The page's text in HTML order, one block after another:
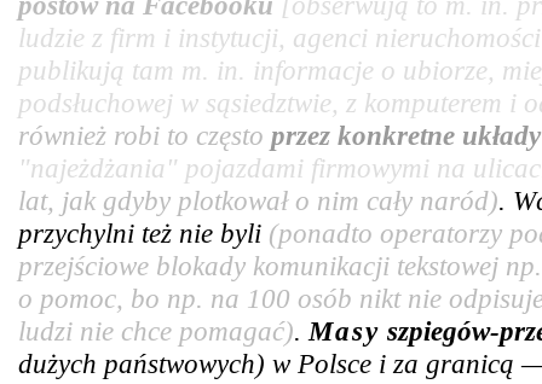
ludzie z firm i instytucji, agenci
publikują tam m. in. informacje o ubiorze,
podsłuchowej w sąsiedztwie, z komputerem
również robi to często przez konkretne
"najeżdżania" pojazdami firmowymi na
lat, jak gdyby plotkował o nim cały naród).
przychylni też nie byli (ponadto operatorzy
przejściowe blokady komunikacji tekstowej
o pomoc, bo np. na 100 osób nikt nie
ludzi nie chce pomagać). Masy szpiegów-
dużych państwowych) w Polsce i za granicą